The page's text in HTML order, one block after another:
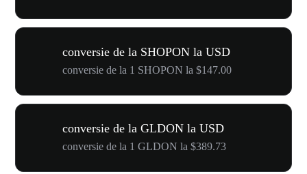
conversie de la SHOPON la USD
conversie de la 1 SHOPON la $147.00
conversie de la GLDON la USD
conversie de la 1 GLDON la $389.73